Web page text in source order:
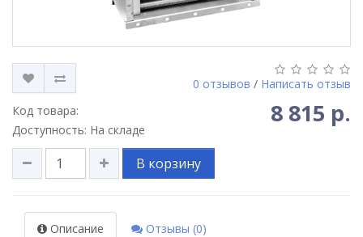
0 отзывов / Написать отзыв
Код товара:
Доступность: На складе
8 815 р.
В корзину
Описание Отзывы (0)